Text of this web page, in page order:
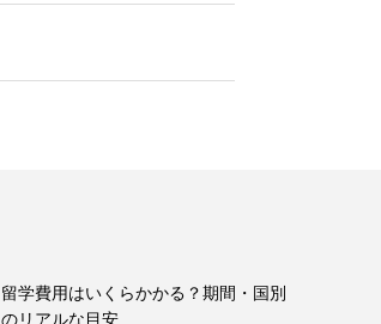
留学費用はいくらかかる？期間・国別
のリアルな目安